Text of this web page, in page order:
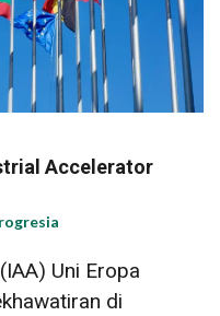
Accelerator
Uni Eropa
di